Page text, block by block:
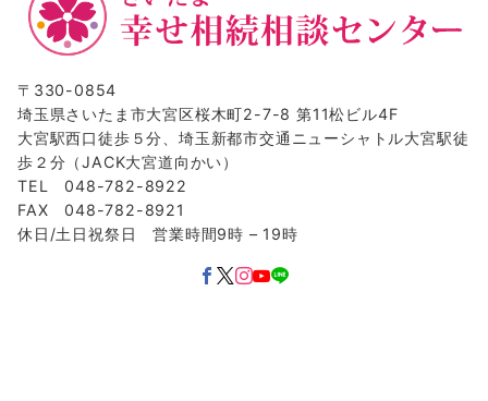
〒330-0854
埼玉県さいたま市大宮区桜木町2-7-8 第11松ビル4F
大宮駅西口徒歩５分、埼玉新都市交通ニューシャトル大宮駅徒
歩２分（JACK大宮道向かい）
TEL 048-782-8922
FAX 048-782-8921
休日/土日祝祭日 営業時間9時 – 19時